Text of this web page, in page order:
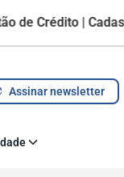
| Cadastro
Assinar newsletter